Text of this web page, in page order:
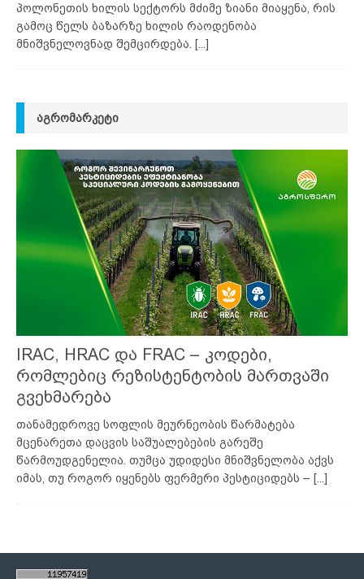
პოლონეთის ხილის სექტორს მძიმე ზიანი მიაყენა, რის
გამოც წელს ბაზარზე ხილის რაოდენობა
მნიშვნელოვნად შემცირდება.
[...]
ᲐᲒᲠᲝᲛᲐᲠᲙᲔᲢᲘ
IRAC, HRAC და FRAC – კოდები,
რომლებიც რეზისტენტობის მართვაში
გვეხმარება
თანამედროვე სოფლის მეურნეობის წარმატება
მცენარეთა დაცვის საშუალებების გარეშე
წარმოუდგენელია. თუმცა უდიდესი მნიშვნელობა აქვს
იმას, თუ როგორ იყენებს ფერმერი პესტიციდებს – [...]